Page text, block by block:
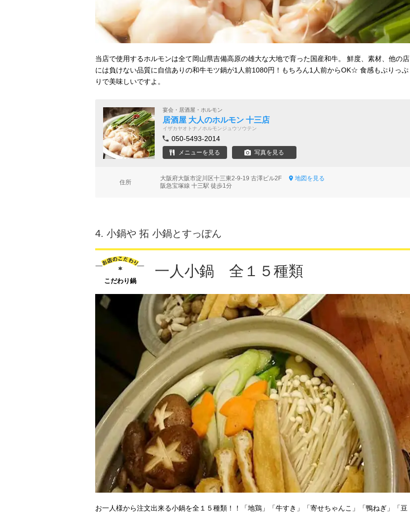
当店で使用するホルモンは全て岡山県吉備高原の雄大な大地で育った国産和牛。 鮮度、素材、他の店
には負けない品質に自信ありの和牛モツ鍋が1人前1080円！もちろん1人前からOK☆ 食感もぷりっぷ
りで美味しいですよ。
宴会・居酒屋・ホルモン
居酒屋 大人のホルモン 十三店
イザカヤオトナノホルモンジュウソウテン
050-5493-2014
メニューを見る 写真を見る
住所
大阪府大阪市淀川区十三東2-9-19 古澤ビル2F
地図を見る
阪急宝塚線 十三駅 徒歩1分
4. 小鍋や 拓 小鍋とすっぽん
こだわり鍋
一人小鍋 全１５種類
お一人様から注文出来る小鍋を全１５種類！！「地鶏」「牛すき」「寄せちゃんこ」「鴨ねぎ」「豆